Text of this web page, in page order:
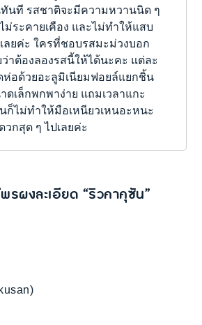
นที รสชาติจะมีความหวานนิด ๆ
ม่ระคายเคือง และไม่ทำให้แสบ
ลยค่ะ ใครที่ชอบรสมะม่วงบอก
ว่าต้องลองรสนี้ให้ได้นะคะ แต่ละ
ห่อด้วยอะลูมิเนียมฟอยล์แยกชิ้น
ดเล็กพกพาง่าย แถมเวลาแกะ
ก็ไม่ทำให้มือเหนียวเหนอะหนะ
วกสุด ๆ ไปเลยค่ะ
ผงละเอียด “ริวคาคุซัน”